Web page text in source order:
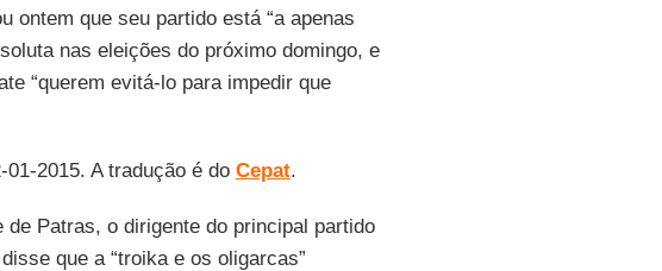
ontem que seu partido está “a apenas
nas eleições do próximo domingo, e
“querem evitá-lo para impedir que
01-2015. A tradução é do Cepat.
Patras, o dirigente do principal partido
que a “troika e os oligarcas”